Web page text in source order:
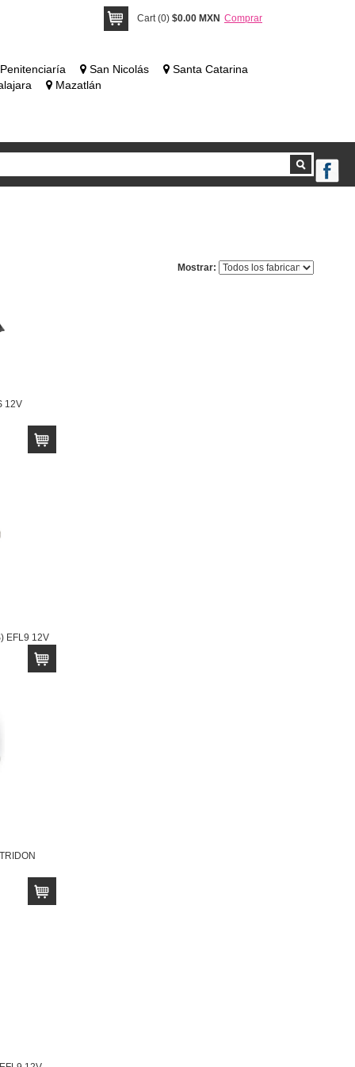
Cart (0) $0.00 MXN Comprar
Penitenciaría San Nicolás
Santa Catarina
Mazatlán
Mostrar:
12V
EFL9 12V